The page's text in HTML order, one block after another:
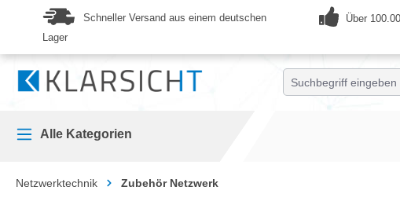
Zur Hauptnavigation springen
Schneller Versand aus einem deutschen
Lager
Über
Alle Kategorien
Netzwerktechnik Zubehör Netzwerk